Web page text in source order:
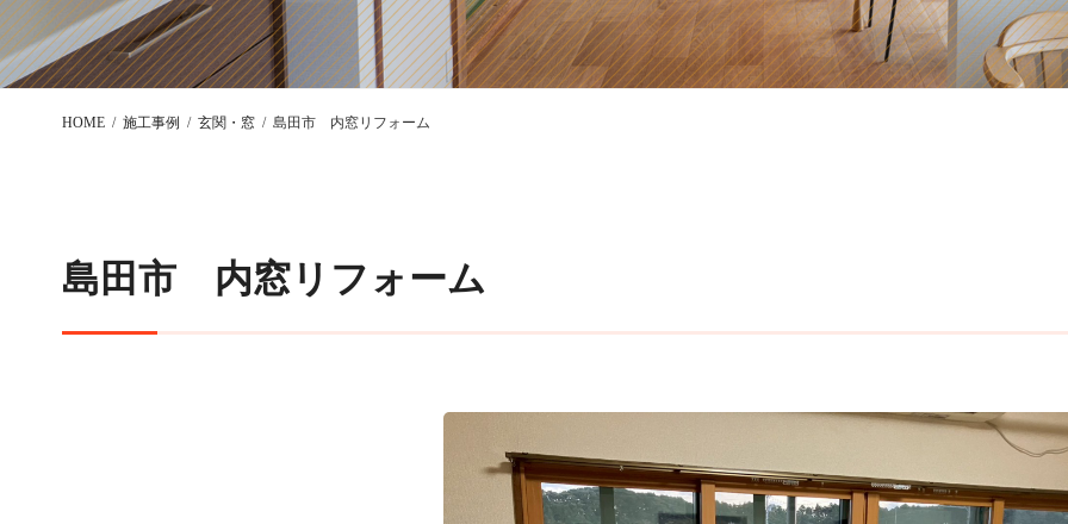
HOME 施工事例 玄関・窓 島田市 内窓リフォーム
島田市 内窓リフォーム